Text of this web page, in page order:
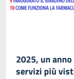
2025, un
servizi più